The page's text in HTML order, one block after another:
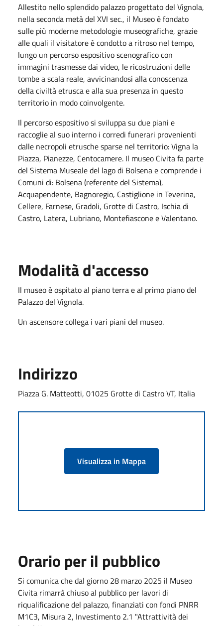
Allestito nello splendido palazzo progettato del Vignola,
nella seconda metà del XVI sec., il Museo è fondato
sulle più moderne metodologie museografiche, grazie
alle quali il visitatore è condotto a ritroso nel tempo,
lungo un percorso espositivo scenografico con
immagini trasmesse dai video, le ricostruzioni delle
tombe a scala reale, avvicinandosi alla conoscenza
della civiltà etrusca e alla sua presenza in questo
territorio in modo coinvolgente.
Il percorso espositivo si sviluppa su due piani e
raccoglie al suo interno i corredi funerari provenienti
dalle necropoli etrusche sparse nel territorio: Vigna la
Piazza, Pianezze, Centocamere. Il museo Civita fa parte
del Sistema Museale del lago di Bolsena e comprende i
Comuni di: Bolsena (referente del Sistema),
Acquapendente, Bagnoregio, Castiglione in Teverina,
Cellere, Farnese, Gradoli, Grotte di Castro, Ischia di
Castro, Latera, Lubriano, Montefiascone e Valentano.
Modalità d'accesso
Il museo è ospitato al piano terra e al primo piano del
Palazzo del Vignola.
Un ascensore collega i vari piani del museo.
Indirizzo
Piazza G. Matteotti, 01025 Grotte di Castro VT, Italia
Visualizza in Mappa
Orario per il pubblico
Si comunica che dal giorno 28 marzo 2025 il Museo
Civita rimarrà chiuso al pubblico per lavori di
riqualificazione del palazzo, finanziati con fondi PNRR
M1C3, Misura 2, Investimento 2.1 "Attrattività dei